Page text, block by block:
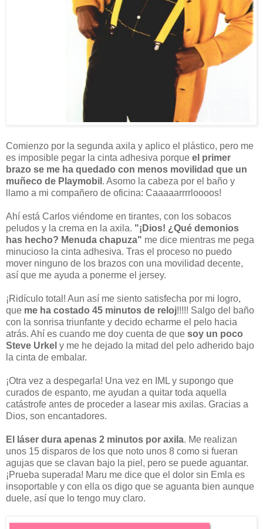
Comienzo por la segunda axila y aplico el plástico, pero me
es imposible pegar la cinta adhesiva porque el primer
brazo se me ha quedado con menos movilidad que un
muñeco de Playmobil . Asomo la cabeza por el baño y
llamo a mi compañero de oficina: Caaaaarrrrloooos!
Ahí está Carlos viéndome en tirantes, con los sobacos
peludos y la crema en la axila. "¡Dios! ¿Qué demonios
has hecho? Menuda chapuza" me dice mientras me pega
minucioso la cinta adhesiva. Tras el proceso no puedo
mover ninguno de los brazos con una movilidad decente,
así que me ayuda a ponerme el jersey.
¡Ridículo total! Aun así me siento satisfecha por mi logro,
que me ha costado 45 minutos de reloj!!!!! Salgo del baño
con la sonrisa triunfante y decido echarme el pelo hacia
atrás. Ahí es cuando me doy cuenta de que soy un poco
Steve Urkel y me he dejado la mitad del pelo adherido bajo
la cinta de embalar.
¡Otra vez a despegarla! Una vez en IML y supongo que
curados de espanto, me ayudan a quitar toda aquella
catástrofe antes de proceder a lasear mis axilas. Gracias a
Dios, son encantadores.
El láser dura apenas 2 minutos por axila. Me realizan
unos 15 disparos de los que noto unos 8 como si fueran
agujas que se clavan bajo la piel, pero se puede aguantar.
¡Prueba superada! Maru me dice que el dolor sin Emla es
insoportable y con ella os digo que se aguanta bien aunque
duele, así que lo tengo muy claro.